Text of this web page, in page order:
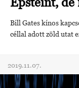
Bill Gates kínos
céllal adott zöld utat
2019.11.07.